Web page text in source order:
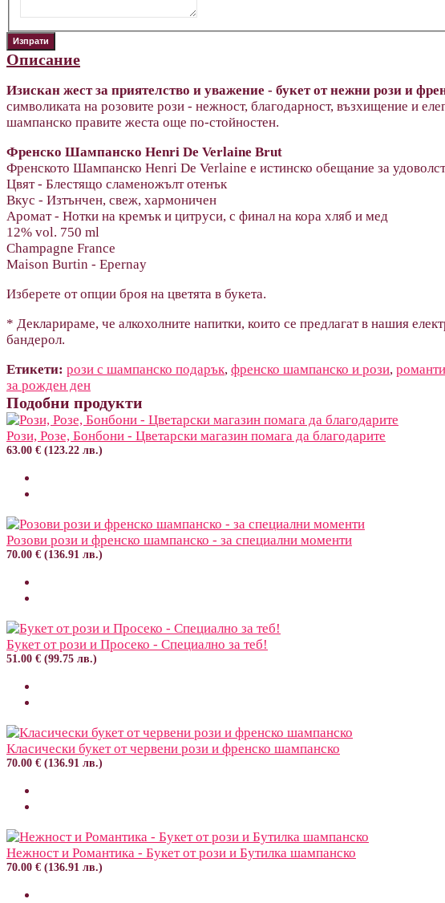
Описание
Изискан жест за приятелство и уважение - букет от нежни рози и
символиката на розовите рози - нежност, благодарност, възхищение и
шампанско правите жеста още по-стойностен.
Френско Шампанско Henri De Verlaine Brut
Френското Шампанско Henri De Verlaine е истинско обещание за
Цвят - Блестящо сламеножълт отенък
Вкус - Изтънчен, свеж, хармоничен
Аромат - Нотки на кремък и цитруси, с финал на кора хляб и мед
12% vol. 750 ml
Champagne France
Maison Burtin - Epernay
Изберете от опции броя на цветята в букета.
* Декларираме, че алкохолните напитки, които се предлагат в нашия
бандерол.
Етикети: рози с шампанско подарък, френско шампанско и рози,
за рожден ден
Подобни продукти
Рози, Розе, Бонбони - Цветарски магазин помага да благодарите
63.00 € (123.22 лв.)
Розови рози и френско шампанско - за специални моменти
70.00 € (136.91 лв.)
Букет от рози и Просеко - Специално за теб!
51.00 € (99.75 лв.)
Класически букет от червени рози и френско шампанско
70.00 € (136.91 лв.)
Нежност и Романтика - Букет от рози и Бутилка шампанско
70.00 € (136.91 лв.)